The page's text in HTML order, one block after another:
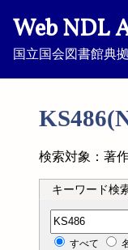
Web NDL
国立国会図書館典
検索対象：著
キーワード検
分類記号検索
すべて